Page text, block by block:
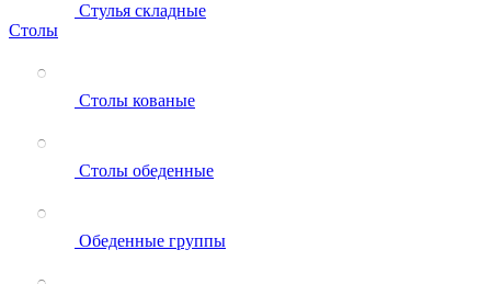
Стулья складные
Столы
Столы кованые
Столы обеденные
Обеденные группы